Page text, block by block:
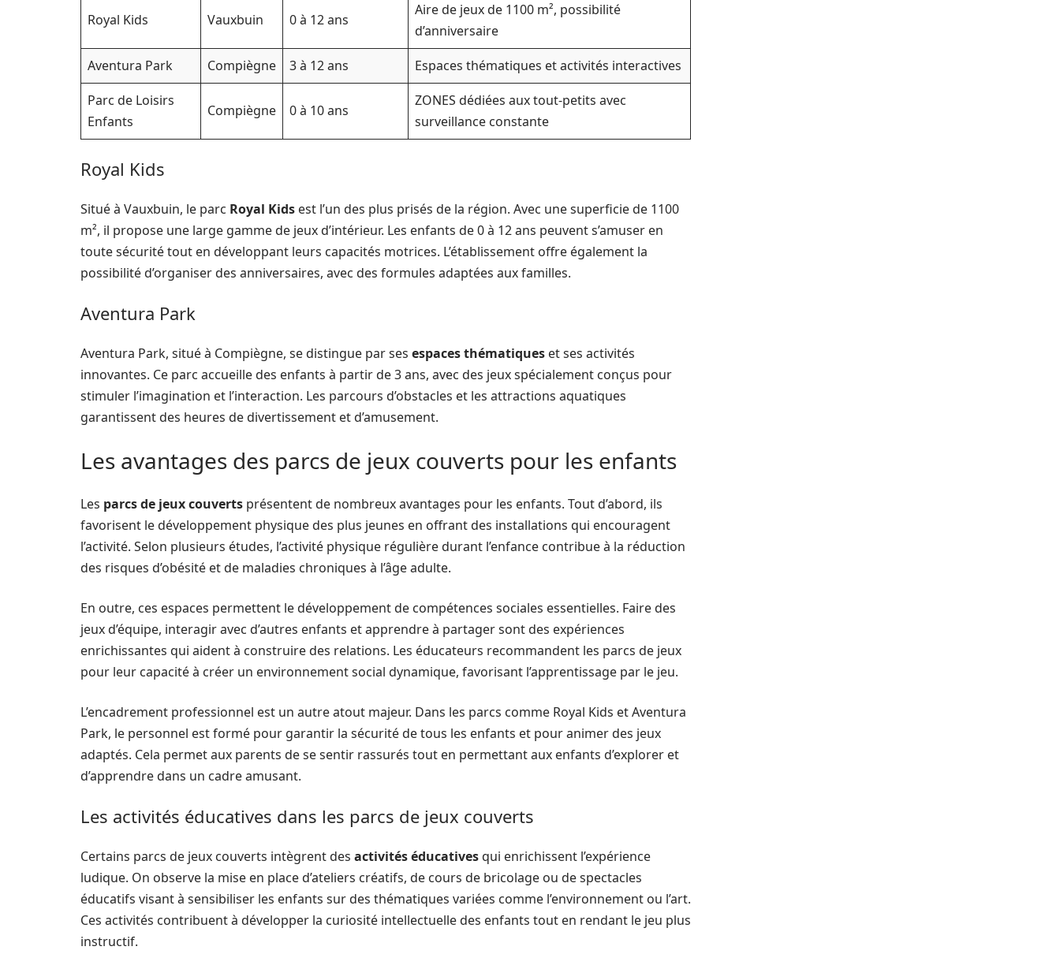
Royal Kids Vauxbuin 0 à 12 ans
Aire de jeux de 1100 m², possibilité
d’anniversaire
Aventura Park
Compiègne 3 à 12 ans
Espaces thématiques et activités interactives
Parc de Loisirs
Enfants
Compiègne 0 à 10 ans
ZONES dédiées aux tout-petits avec
surveillance constante
Royal Kids
Situé à Vauxbuin, le parc Royal Kids est l’un des plus prisés de la région. Avec une superficie de 1100
m², il propose une large gamme de jeux d’intérieur. Les enfants de 0 à 12 ans peuvent s’amuser en
toute sécurité tout en développant leurs capacités motrices. L’établissement offre également la
possibilité d’organiser des anniversaires, avec des formules adaptées aux familles.
Aventura Park
Aventura Park, situé à Compiègne, se distingue par ses espaces thématiques et ses activités
innovantes. Ce parc accueille des enfants à partir de 3 ans, avec des jeux spécialement conçus pour
stimuler l’imagination et l’interaction. Les parcours d’obstacles et les attractions aquatiques
garantissent des heures de divertissement et d’amusement.
Les avantages des parcs de jeux couverts pour les enfants
Les parcs de jeux couverts présentent de nombreux avantages pour les enfants. Tout d’abord, ils
favorisent le développement physique des plus jeunes en offrant des installations qui encouragent
l’activité. Selon plusieurs études, l’activité physique régulière durant l’enfance contribue à la réduction
des risques d’obésité et de maladies chroniques à l’âge adulte.
En outre, ces espaces permettent le développement de compétences sociales essentielles. Faire des
jeux d’équipe, interagir avec d’autres enfants et apprendre à partager sont des expériences
enrichissantes qui aident à construire des relations. Les éducateurs recommandent les parcs de jeux
pour leur capacité à créer un environnement social dynamique, favorisant l’apprentissage par le jeu.
L’encadrement professionnel est un autre atout majeur. Dans les parcs comme Royal Kids et Aventura
Park, le personnel est formé pour garantir la sécurité de tous les enfants et pour animer des jeux
adaptés. Cela permet aux parents de se sentir rassurés tout en permettant aux enfants d’explorer et
d’apprendre dans un cadre amusant.
Les activités éducatives dans les parcs de jeux couverts
Certains parcs de jeux couverts intègrent des activités éducativesqui enrichissent l’expérience
ludique. On observe la mise en place d’ateliers créatifs, de cours de bricolage ou de spectacles
éducatifs visant à sensibiliser les enfants sur des thématiques variées comme l’environnement ou l’art.
Ces activités contribuent à développer la curiosité intellectuelle des enfants tout en rendant le jeu plus
instructif.